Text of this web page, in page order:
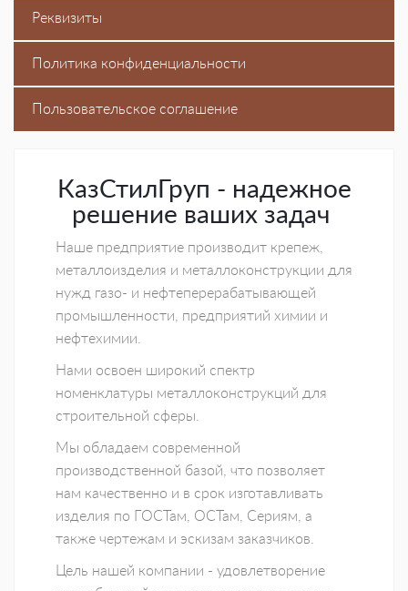
Реквизиты
Политика конфиденциальности
Пользовательское соглашение
КазСтилГруп - надежное
решение ваших задач
Наше предприятие производит крепеж,
металлоизделия и металлоконструкции для
нужд газо- и нефтеперерабатывающей
промышленности, предприятий химии и
нефтехимии.
Нами освоен широкий спектр
номенклатуры металлоконструкций для
строительной сферы.
Мы обладаем современной
производственной базой, что позволяет
нам качественно и в срок изготавливать
изделия по ГОСТам, ОСТам, Сериям, а
также чертежам и эскизам заказчиков.
Цель нашей компании - удовлетворение